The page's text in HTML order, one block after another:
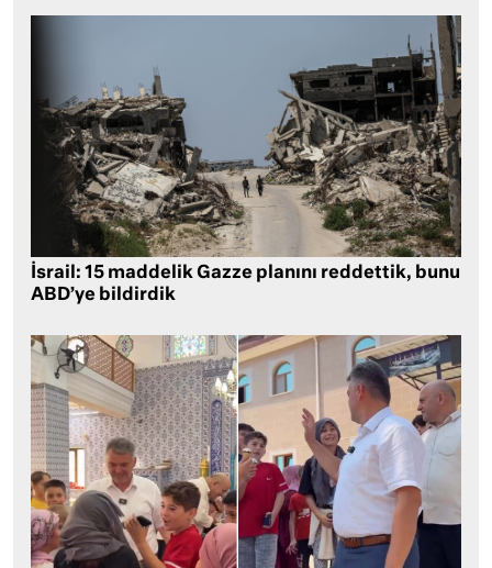
İsrail: 15 maddelik Gazze planını reddettik, bunu
ABD’ye bildirdik